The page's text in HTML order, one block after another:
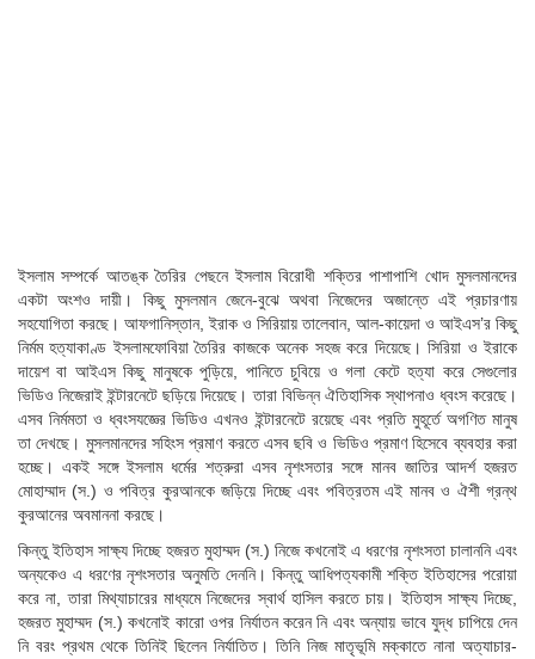
ইসলাম সম্পর্কে আতঙ্ক তৈরির পেছনে ইসলাম বিরোধী শক্তির পাশাপাশি খোদ মুসলমানদের
একটা অংশও দায়ী। কিছু মুসলমান জেনে-বুঝে অথবা নিজেদের অজান্তে এই প্রচারণায়
সহযোগিতা করছে। আফগানিস্তান, ইরাক ও সিরিয়ায় তালেবান, আল-কায়েদা ও আইএস’র কিছু
নির্মম হত্যাকাণ্ড ইসলামফোবিয়া তৈরির কাজকে অনেক সহজ করে দিয়েছে। সিরিয়া ও ইরাকে
দায়েশ বা আইএস কিছু মানুষকে পুড়িয়ে, পানিতে চুবিয়ে ও গলা কেটে হত্যা করে সেগুলোর
ভিডিও নিজেরাই ইন্টারনেটে ছড়িয়ে দিয়েছে। তারা বিভিন্ন ঐতিহাসিক স্থাপনাও ধ্বংস করেছে।
এসব নির্মমতা ও ধ্বংসযজ্ঞের ভিডিও এখনও ইন্টারনেটে রয়েছে এবং প্রতি মুহূর্তে অগণিত মানুষ
তা দেখছে। মুসলমানদের সহিংস প্রমাণ করতে এসব ছবি ও ভিডিও প্রমাণ হিসেবে ব্যবহার করা
হচ্ছে। একই সঙ্গে ইসলাম ধর্মের শত্রুরা এসব নৃশংসতার সঙ্গে মানব জাতির আদর্শ হজরত
মোহাম্মাদ (স.) ও পবিত্র কুরআনকে জড়িয়ে দিচ্ছে এবং পবিত্রতম এই মানব ও ঐশী গ্রন্থ
কুরআনের অবমাননা করছে।
কিন্তু ইতিহাস সাক্ষ্য দিচ্ছে হজরত মুহাম্মদ (স.) নিজে কখনোই এ ধরণের নৃশংসতা চালাননি এবং
অন্যকেও এ ধরণের নৃশংসতার অনুমতি দেননি। কিন্তু আধিপত্যকামী শক্তি ইতিহাসের পরোয়া
করে না, তারা মিথ্যাচারের মাধ্যমে নিজেদের স্বার্থ হাসিল করতে চায়। ইতিহাস সাক্ষ্য দিচ্ছে,
হজরত মুহাম্মদ (স.) কখনোই কারো ওপর নির্যাতন করেন নি এবং অন্যায় ভাবে যুদ্ধ চাপিয়ে দেন
নি বরং প্রথম থেকে তিনিই ছিলেন নির্যাতিত। তিনি নিজ মাতৃভূমি মক্কাতে নানা অত্যাচার-